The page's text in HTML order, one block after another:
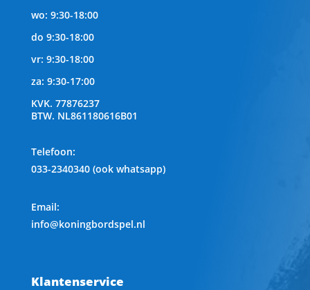
wo: 9:30-18:00
do 9:30-18:00
vr: 9:30-18:00
za: 9:30-17:00
KVK. 77876237
BTW. NL861180616B01
Telefoon:
033-2340340 (ook whatsapp)
Email:
info@koningbordspel.nl
Klantenservice